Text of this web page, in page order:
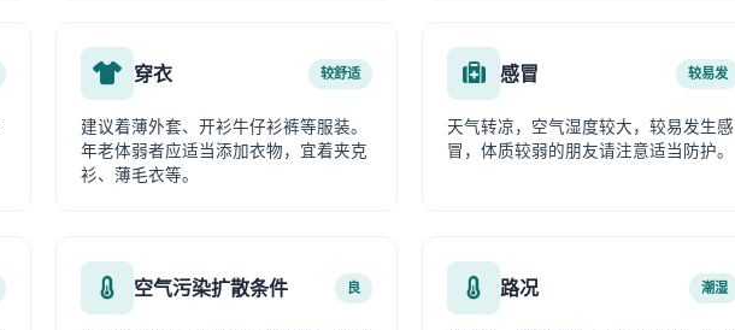
穿衣 较舒适
建议着薄外套、开衫牛仔衫裤等服装。
年老体弱者应适当添加衣物，宜着夹克
衫、薄毛衣等。
感冒 较易发
天气转凉，空气湿度较大，较易发生感
冒，体质较弱的朋友请注意适当防护。
空气污染扩散条件 良 路况 潮湿